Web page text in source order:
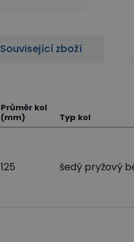
Související zboží
Průměr kol
(mm)
Typ kol
125 šedý pryžový